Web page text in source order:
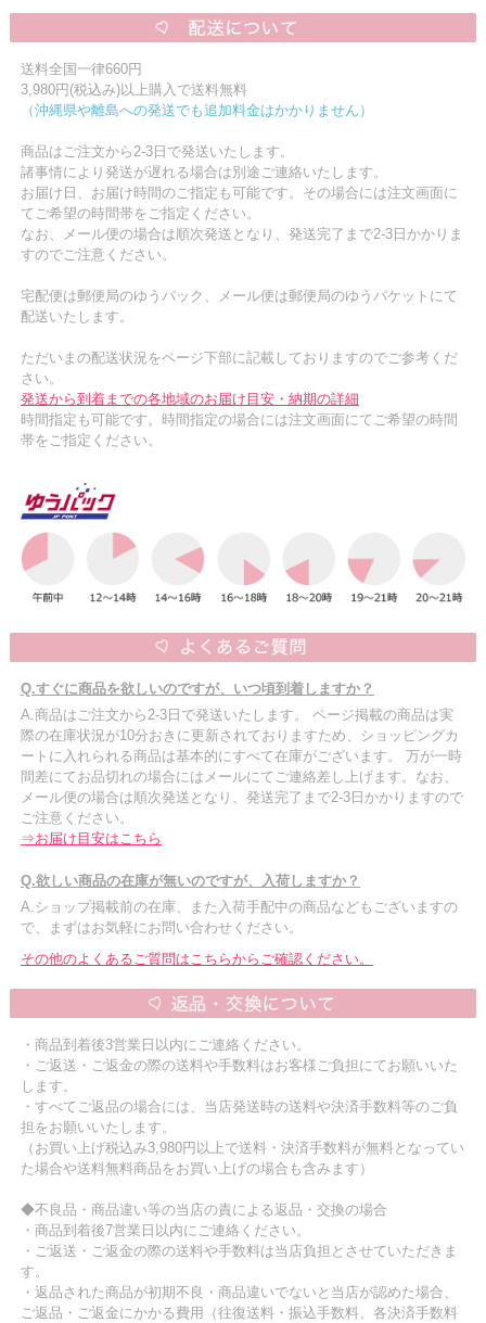
送料全国一律660円
3,980円(税込み)以上購入で送料無料
（沖縄県や離島への発送でも追加料金はかかりません）
商品はご注文から2-3日で発送いたします。
諸事情により発送が遅れる場合は別途ご連絡いたします。
お届け日、お届け時間のご指定も可能です。その場合には注文画面に
てご希望の時間帯をご指定ください。
なお、メール便の場合は順次発送となり、発送完了まで2-3日かかりま
すのでご注意ください。
宅配便は郵便局のゆうパック、メール便は郵便局のゆうパケットにて
配送いたします。
ただいまの配送状況をページ下部に記載しておりますのでご参考くだ
さい。
発送から到着までの各地域のお届け目安・納期の詳細
時間指定も可能です。時間指定の場合には注文画面にてご希望の時間
帯をご指定ください。
Q.すぐに商品を欲しいのですが、いつ頃到着しますか？
A.商品はご注文から2-3日で発送いたします。 ページ掲載の商品は実
際の在庫状況が10分おきに更新されておりますため、ショッピングカ
ートに入れられる商品は基本的にすべて在庫がございます。 万が一時
間差にてお品切れの場合にはメールにてご連絡差し上げます。なお、
メール便の場合は順次発送となり、発送完了まで2-3日かかりますので
ご注意ください。
⇒お届け目安はこちら
Q.欲しい商品の在庫が無いのですが、入荷しますか？
A.ショップ掲載前の在庫、また入荷手配中の商品などもございますの
で、まずはお気軽にお問い合わせください。
その他のよくあるご質問はこちらからご確認ください。
・商品到着後3営業日以内にご連絡ください。
・ご返送・ご返金の際の送料や手数料はお客様ご負担にてお願いいた
します。
・すべてご返品の場合には、当店発送時の送料や決済手数料等のご負
担をお願いいたします。
（お買い上げ税込み3,980円以上で送料・決済手数料が無料となってい
た場合や送料無料商品をお買い上げの場合も含みます）
◆不良品・商品違い等の当店の責による返品・交換の場合
・商品到着後7営業日以内にご連絡ください。
・ご返送・ご返金の際の送料や手数料は当店負担とさせていただきま
す。
・返品された商品が初期不良・商品違いでないと当店が認めた場合、
ご返品・ご返金にかかる費用（往復送料・振込手数料、各決済手数料